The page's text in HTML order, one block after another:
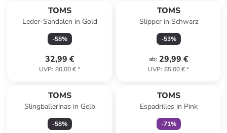
TOMS
Leder-Sandalen in Gold
-58%
32,99 €
UVP: 80,00 €*
TOMS
Slipper in Schwarz
-53%
ab: 29,99 €
UVP: 65,00 €*
TOMS
Slingballerinas in Gelb
-58%
TOMS
Espadrilles in Pink
-71%